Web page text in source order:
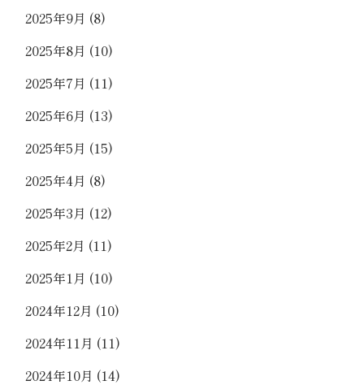
2025年9月 (8)
2025年8月 (10)
2025年7月 (11)
2025年6月 (13)
2025年5月 (15)
2025年4月 (8)
2025年3月 (12)
2025年2月 (11)
2025年1月 (10)
2024年12月 (10)
2024年11月 (11)
2024年10月 (14)